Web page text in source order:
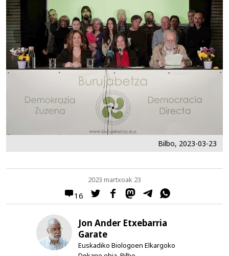
Bilbo, 2023-03-23
16
2023 martxoak 23
Jon Ander Etxebarria
Garate
Euskadiko Biologoen Elkargoko